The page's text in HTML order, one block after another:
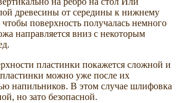
древесины от середины к нижнему
поверхность получалась немного
направляется вниз с некоторым
пластинки покажется сложной и
можно уже после их
напильников. В этом случае шлифовка
но зато безопасной.